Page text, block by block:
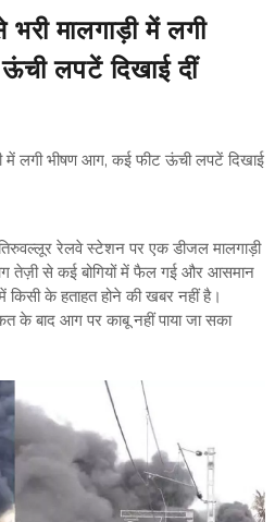
मालगाड़ी में लगी
लपटें दिखाई दीं
में लगी भीषण आग, कई फीट ऊंची लपटें दिखाई
रेलवे स्टेशन पर एक डीजल मालगाड़ी
से कई बोगियों में फैल गई और आसमान
के हताहत होने की खबर नहीं है।
के बाद आग पर काबू नहीं पाया जा सका